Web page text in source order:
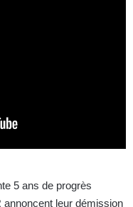
5 ans de progrès
annoncent leur démission